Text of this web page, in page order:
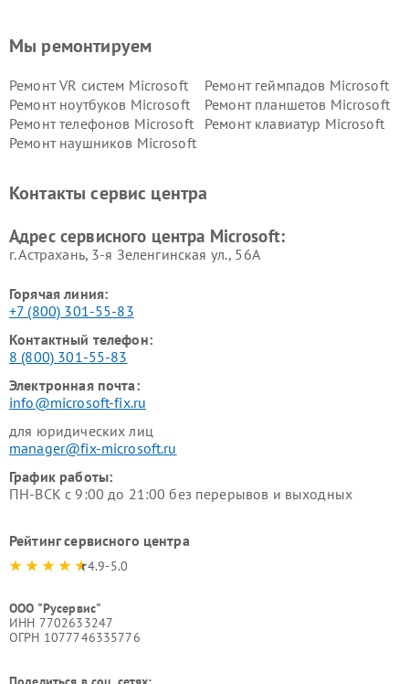
Мы ремонтируем
Ремонт VR систем Microsoft
Ремонт геймпадов Microsoft
Ремонт ноутбуков Microsoft
Ремонт планшетов Microsoft
Ремонт телефонов Microsoft
Ремонт клавиатур Microsoft
Ремонт наушников Microsoft
Контакты сервис центра
Адрес сервисного центра Microsoft:
г. Астрахань, 3-я Зеленгинская ул., 56А
Горячая линия:
+7 (800) 301-55-83
Контактный телефон:
8 (800) 301-55-83
Электронная почта:
info@microsoft-fix.ru
для юридических лиц
manager@fix-microsoft.ru
График работы:
ПН-ВСК с 9:00 до 21:00 без перерывов и выходных
Рейтинг сервисного центра
4.9-5.0
ООО "Русервис"
ИНН 7702633247
ОГРН 1077746335776